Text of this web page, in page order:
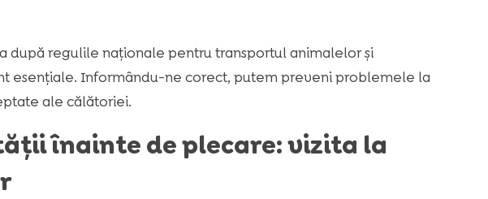
după regulile naționale pentru transportul animalelor și
esențiale. Informându-ne corect, putem preveni problemele la
ale călătoriei.
înainte de plecare: vizita la